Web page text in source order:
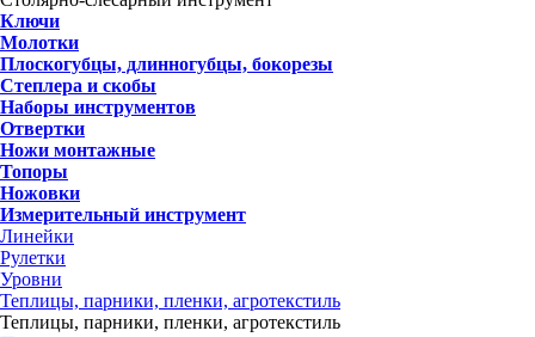
Ключи
Молотки
Плоскогубцы, длинногубцы, бокорезы
Степлера и скобы
Наборы инструментов
Отвертки
Ножи монтажные
Топоры
Ножовки
Измерительный инструмент
Линейки
Рулетки
Уровни
Теплицы, парники, пленки, агротекстиль
Теплицы, парники, пленки, агротекстиль